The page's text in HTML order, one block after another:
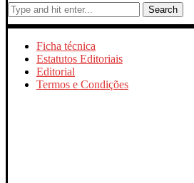
Search
Ficha técnica
Estatutos Editoriais
Editorial
Termos e Condições